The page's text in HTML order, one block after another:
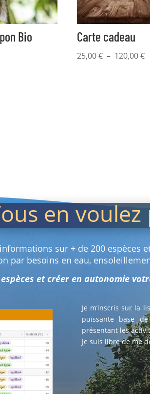
Bio Carte cadeau
25,00€ – 120,00€
en voulez
sur + de 200 espèces
par besoins en eau,
et créer en autonomie
Je m’inscris sur la
puissante base
présentant les
Je suis libre de me